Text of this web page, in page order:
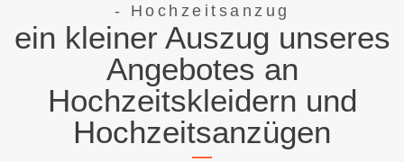
- Hochzeitsanzug
ein kleiner Auszug unseres
Angebotes an
Hochzeitskleidern und
Hochzeitsanzügen